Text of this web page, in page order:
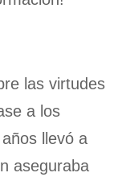
las virtudes
a los
llevó a
aseguraba